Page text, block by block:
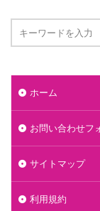
ホーム
お問い合わせフ
サイトマップ
利用規約